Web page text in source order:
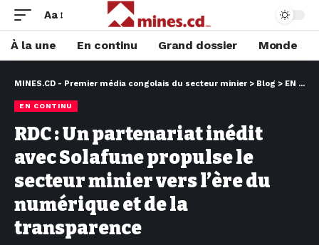
Aa
À la une En continu Grand dossier Monde
MINES.CD - Premier média congolais du secteur minier > Blog > EN CONTINU
EN CONTINU
RDC : Un partenariat inédit
avec Solafune propulse le
secteur minier vers l’ère du
numérique et de la
transparence